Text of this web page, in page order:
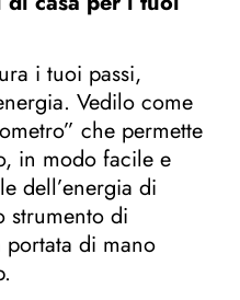
i tuoi passi,
Vedilo come
che permette
in modo facile e
dell’energia di
strumento di
di mano